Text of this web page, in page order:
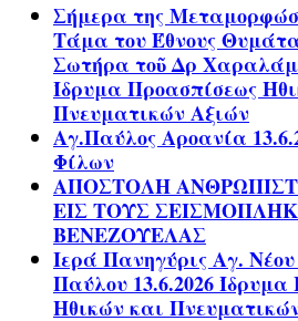
Σήμερα της
Τάμα του Έθνους
Σωτήρα τοῦ Δρ
Ίδρυμα Προασπίσεως
Πνευματικών Αξιών
Αγ.Παύλος Αροανία
Φίλων
ΑΠΟΣΤΟΛΗ
ΕΙΣ ΤΟΥΣ
ΒΕΝΕΖΟΥΕΛΑΣ
Ιερά Πανηγύρις Αγ.
Παύλου 13.6.2026
Ηθικών και